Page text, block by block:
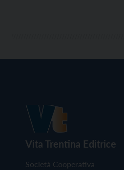
Vita Trentina Editrice
Società Cooperativa